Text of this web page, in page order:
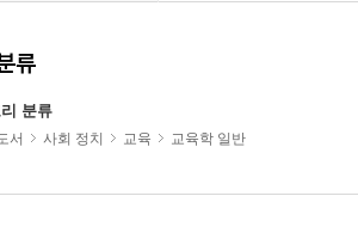
류
분류
서 사회 정치 교육 교육학 일반